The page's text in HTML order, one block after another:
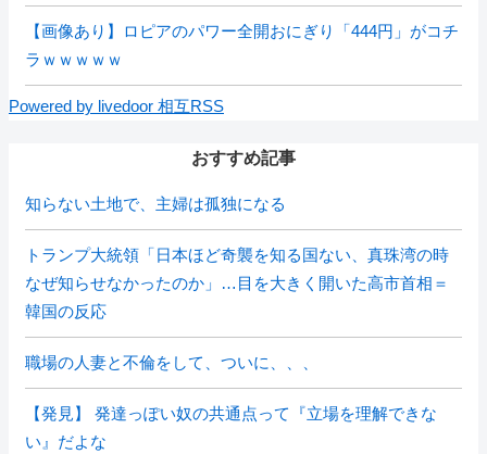
【画像あり】ロピアのパワー全開おにぎり「444円」がコチ
ラｗｗｗｗｗ
Powered by livedoor 相互RSS
おすすめ記事
知らない土地で、主婦は孤独になる
トランプ大統領「日本ほど奇襲を知る国ない、真珠湾の時
なぜ知らせなかったのか」…目を大きく開いた高市首相＝
韓国の反応
職場の人妻と不倫をして、ついに、、、
【発見】 発達っぽい奴の共通点って『立場を理解できな
い』だよな